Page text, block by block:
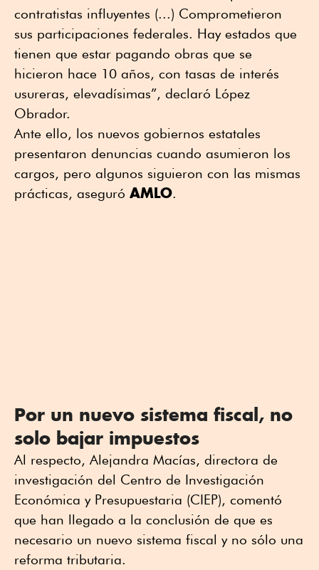
contratistas influyentes (...) Comprometieron
sus participaciones federales. Hay estados que
tienen que estar pagando obras que se
hicieron hace 10 años, con tasas de interés
usureras, elevadísimas”, declaró López
Obrador.
Ante ello, los nuevos gobiernos estatales
presentaron denuncias cuando asumieron los
cargos, pero algunos siguieron con las mismas
prácticas, aseguró AMLO.
Por un nuevo sistema fiscal, no
solo bajar impuestos
Al respecto, Alejandra Macías, directora de
investigación del Centro de Investigación
Económica y Presupuestaria (CIEP), comentó
que han llegado a la conclusión de que es
necesario un nuevo sistema fiscal y no sólo una
reforma tributaria.